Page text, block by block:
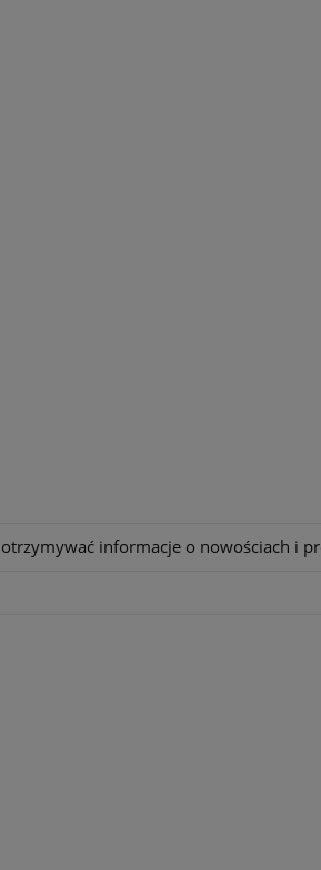
informacje o nowościach i